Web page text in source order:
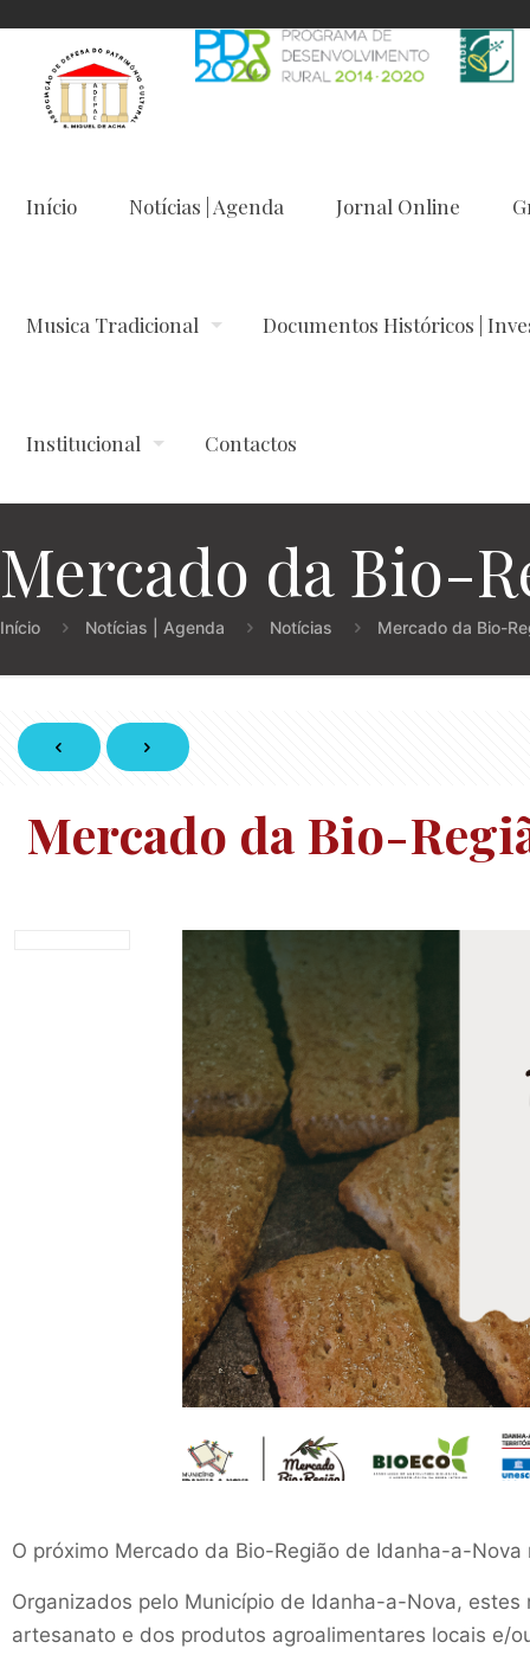
Início Notícias | Agenda Jornal Online
Musica Tradicional Documentos Históricos |
Institucional Contactos
Mercado da Bio-
Início Notícias | Agenda Notícias Mercado da Bio-
Mercado da Bio-
O próximo Mercado da Bio-Região de Idanha-a-
Organizados pelo Município de Idanha-a-Nova,
artesanato e dos produtos agroalimentares locais e/